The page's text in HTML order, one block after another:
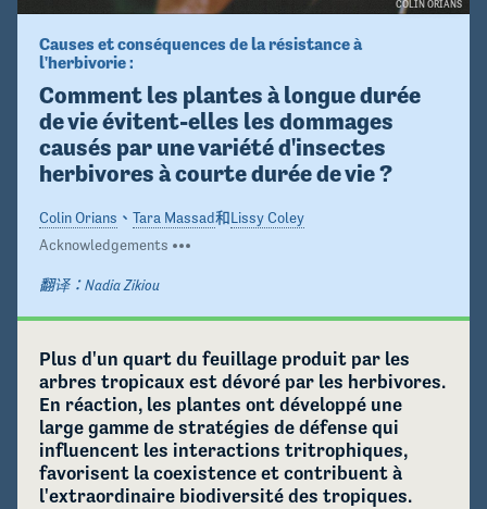
COLIN ORIANS
Causes et conséquences de la résistance à
l'herbivorie :
Comment les plantes à longue durée
de vie évitent-elles les dommages
causés par une variété d'insectes
herbivores à courte durée de vie ?
Colin Orians 、 Tara Massad和Lissy Coley
Acknowledgements
翻译：Nadia Zikiou
Plus d'un quart du feuillage produit par les
arbres tropicaux est dévoré par les herbivores.
En réaction, les plantes ont développé une
large gamme de stratégies de défense qui
influencent les interactions tritrophiques,
favorisent la coexistence et contribuent à
l'extraordinaire biodiversité des tropiques.